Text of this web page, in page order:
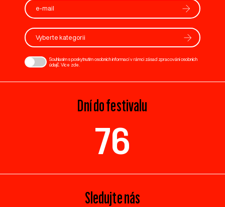
Vyberte kategorii
Souhlasím s poskytnutím osobních informací v rámci zásad zpracování osobních
údajů. Více zde
Dní do festivalu
76
Sledujte nás